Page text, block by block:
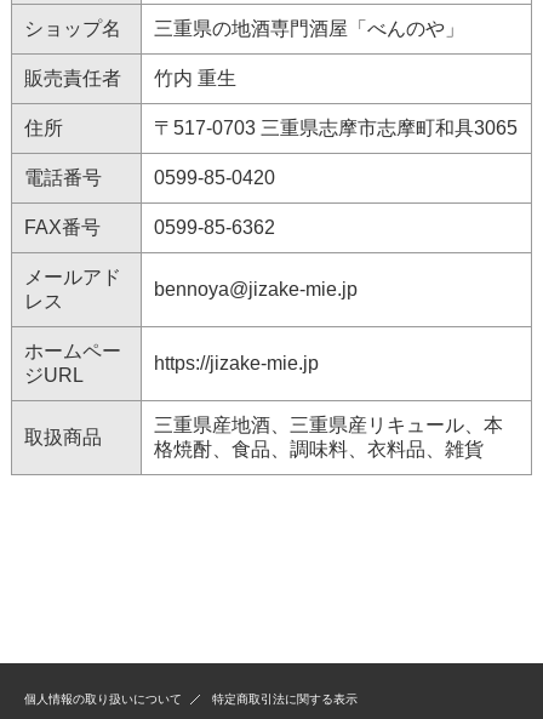
ショップ名 三重県の地酒専門酒屋「べんのや」
販売責任者 竹内 重生
住所 〒517-0703 三重県志摩市志摩町和具3065
電話番号 0599-85-0420
FAX番号 0599-85-6362
メールアド
レス
bennoya@jizake-mie.jp
ホームペー
ジURL
https://jizake-mie.jp
取扱商品
三重県産地酒、三重県産リキュール、本
格焼酎、食品、調味料、衣料品、雑貨
個人情報の取り扱いについて 特定商取引法に関する表示